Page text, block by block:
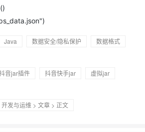
Java 数据安全/隐私保护
数据格式
音jar插件 抖音快手jar
虚拟jar
开发与运维 > 文章 > 正文